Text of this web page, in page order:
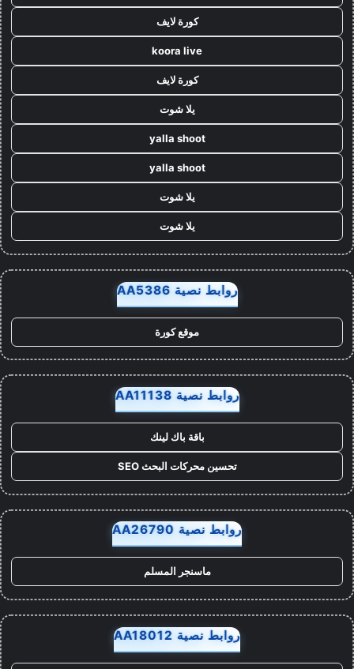
كورة لايف
koora live
كورة لايف
يلا شوت
yalla shoot
yalla shoot
يلا شوت
يلا شوت
روابط نصية AA5386
موقع كورة
روابط نصية AA11138
باقة باك لينك
تحسين محركات البحث SEO
روابط نصية AA26790
ماسنجر المسلم
روابط نصية AA18012